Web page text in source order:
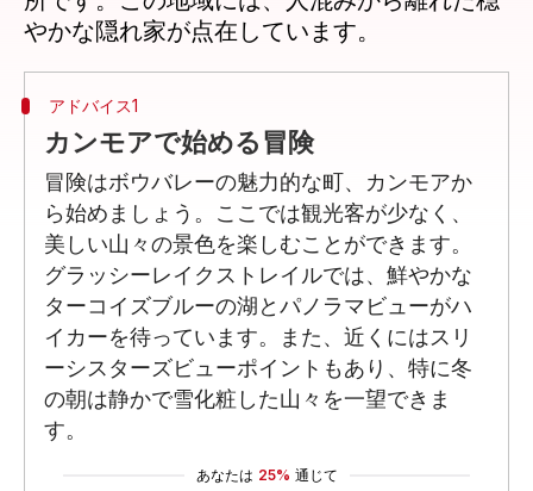
アドバイス1
カンモアで始める冒険
冒険はボウバレーの魅力的な町、カンモアか
ら始めましょう。ここでは観光客が少なく、
美しい山々の景色を楽しむことができます。
グラッシーレイクストレイルでは、鮮やかな
ターコイズブルーの湖とパノラマビューがハ
イカーを待っています。また、近くにはスリ
ーシスターズビューポイントもあり、特に冬
の朝は静かで雪化粧した山々を一望できま
す。
あなたは 25% 通じて